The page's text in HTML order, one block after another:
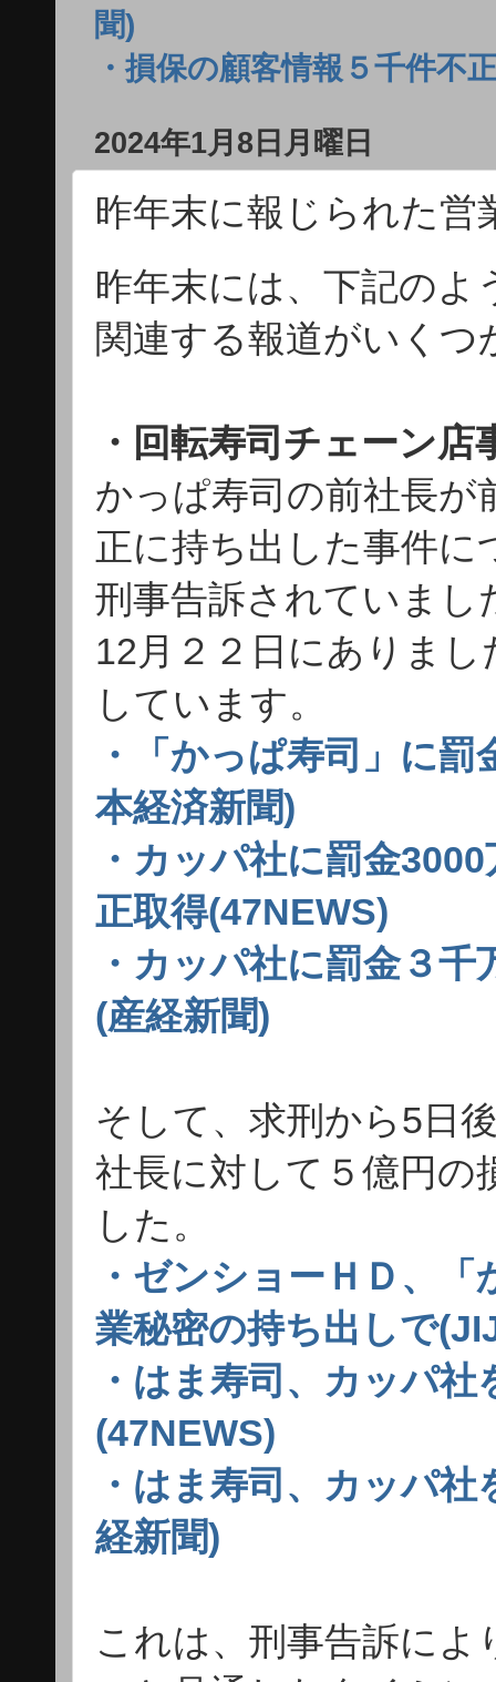
聞)
・損保の顧客情報５千件不
2024年1月8日月曜日
昨年末に報じられた営
昨年末には、下記のよ
関連する報道がいくつ
・回転寿司チェーン店
かっぱ寿司の前社長が
正に持ち出した事件
刑事告訴されていまし
12月２２日にありま
しています。
・「かっぱ寿司」に
本経済新聞)
・カッパ社に罰金
正取得(47NEWS)
・カッパ社に罰金３
(産経新聞)
そして、求刑から5日
社長に対して５億円の
した。
・ゼンショーＨＤ、
業秘密の持ち出しで
・はま寿司、カッパ
(47NEWS)
・はま寿司、カッパ
経新聞)
これは、刑事告訴に